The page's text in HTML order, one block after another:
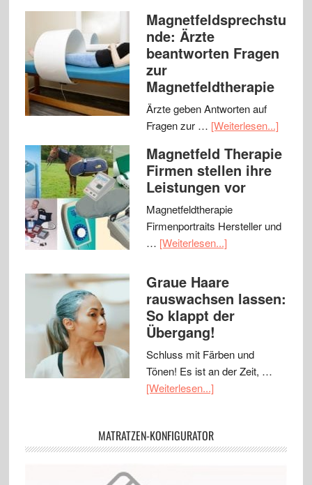
Magnetfeldsprechstu
nde: Ärzte
beantworten Fragen
zur
Magnetfeldtherapie
Ärzte geben Antworten auf
Fragen zur … [Weiterlesen...]
Magnetfeld Therapie
Firmen stellen ihre
Leistungen vor
Magnetfeldtherapie
Firmenportraits Hersteller und
… [Weiterlesen...]
Graue Haare
rauswachsen lassen:
So klappt der
Übergang!
Schluss mit Färben und
Tönen! Es ist an der Zeit, …
[Weiterlesen...]
MATRATZEN-KONFIGURATOR